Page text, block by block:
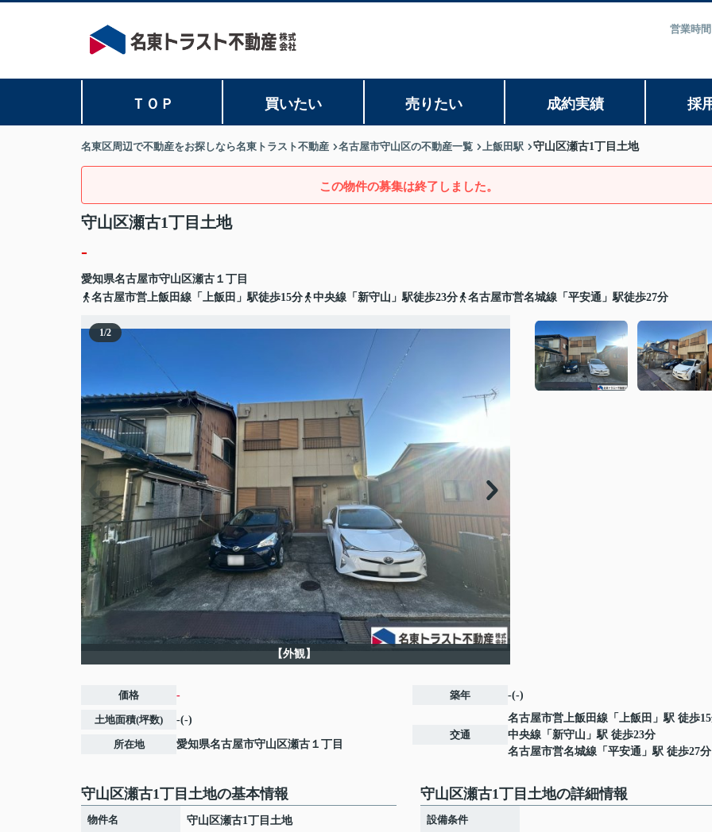
営業時
ＴＯＰ 買いたい 売りたい 成約実績 採
名東区周辺で不動産をお探しなら名東トラスト不動産 名古屋市守山区の不動産一覧 上飯田駅 守山区瀬古1丁目土地
この物件の募集は終了しました。
守山区瀬古1丁目土地
-
愛知県名古屋市守山区瀬古 １丁目
名古屋市営上飯田線「上飯田」駅徒歩15分
中央線「新守山」駅徒歩23分 名古屋市営名城線「平安通」駅徒歩27分
1/2
【外観】
価格 -
土地面積(坪数) -(-)
所在地 愛知県名古屋市守山区瀬古 １丁目
築年 -(-)
交通
名古屋市営上飯田線 「 上飯田 」駅 徒歩
中央線 「 新守山 」駅 徒歩23分
名古屋市営名城線 「 平安通 」駅 徒歩27分
守山区瀬古1丁目土地の基本情報
物件名 守山区瀬古1丁目土地
守山区瀬古1丁目土地の詳細情報
設備条件